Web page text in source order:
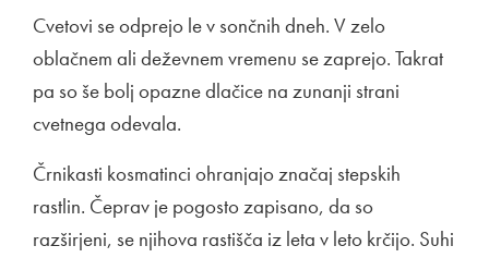
Cvetovi se odprejo le v sončnih dneh. V zelo
oblačnem ali deževnem vremenu se zaprejo. Takrat
pa so še bolj opazne dlačice na zunanji strani
cvetnega odevala.
Črnikasti kosmatinci ohranjajo značaj stepskih
rastlin. Čeprav je pogosto zapisano, da so
razširjeni, se njihova rastišča iz leta v leto krčijo. Suhi